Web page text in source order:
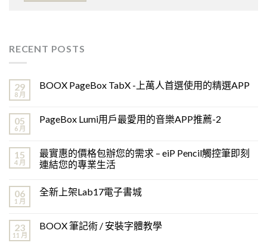
RECENT POSTS
29
8 月
BOOX PageBox TabX -上萬人首選使用的精選APP
05
6 月
PageBox Lumi用戶最愛用的音樂APP推薦-2
15
4 月
最實惠的價格包辦您的需求 – eiP Pencil觸控筆即刻
連結您的專業生活
06
1 月
全新上架Lab17電子書城
23
11 月
BOOX 筆記術 / 安裝字體教學